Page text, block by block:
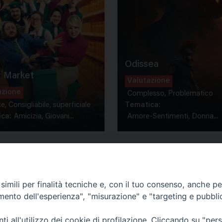
Market
Consigliabile, superficiale
Amicizia, Giovani...
Odissea
Valutazione
Complesso, Problematico
Tematica:
Amore-Sentimenti, Donna...
Contatti & Info
per finalità tecniche e, con il tuo consenso, anche
dell'esperienza", "misurazione" e "targeting e